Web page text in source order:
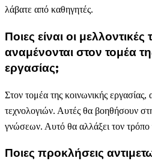
λάβατε από καθηγητές.
Ποιες είναι οι μελλοντικές
αναμένονται στον τομέα
εργασίας;
Στον τομέα της κοινωνικής
τεχνολογιών. Αυτές θα βοηθήσουν
γνώσεων. Αυτό θα αλλάξει τον τρόπο
Ποιες προκλήσεις